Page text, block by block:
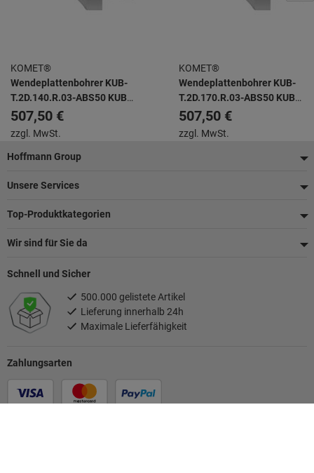
KOMET®
Wendeplattenbohrer KUB-
T.2D.140.R.03-ABS50 KUB
TRIGON -
507,50 €
zzgl. MwSt.
KOMET®
Wendeplattenbohrer KUB-
T.2D.170.R.03-ABS50 KUB
TRIGON -
507,50 €
zzgl. MwSt.
Fußzeile
Hoffmann Group
Unsere Services
Top-Produktkategorien
Wir sind für Sie da
Zahlungsarten
Schnell und Sicher
500.000 gelistete Artikel
Lieferung innerhalb 24h
Maximale Lieferfähigkeit